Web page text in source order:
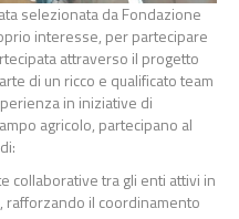
selezionata da Fondazione
interesse, per partecipare
attraverso il progetto
di un ricco e qualificato team
in iniziative di
agricolo, partecipano al
collaborative tra gli enti attivi in
rafforzando il coordinamento